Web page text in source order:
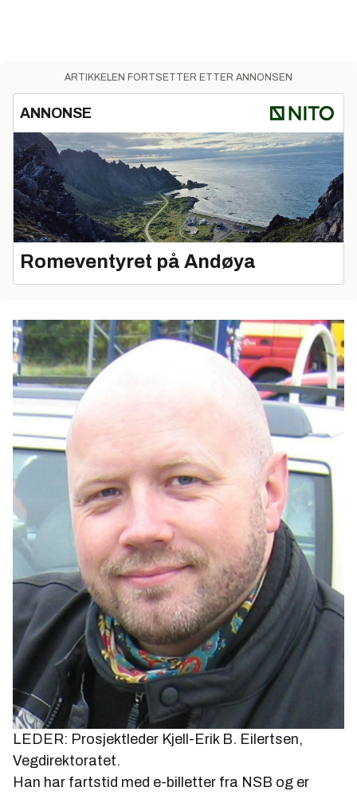
ARTIKKELEN FORTSETTER ETTER ANNONSEN
ANNONSE
Romeventyret på Andøya
LEDER: Prosjektleder Kjell-Erik B. Eilertsen,
Vegdirektoratet.
Han har fartstid med e-billetter fra NSB og er